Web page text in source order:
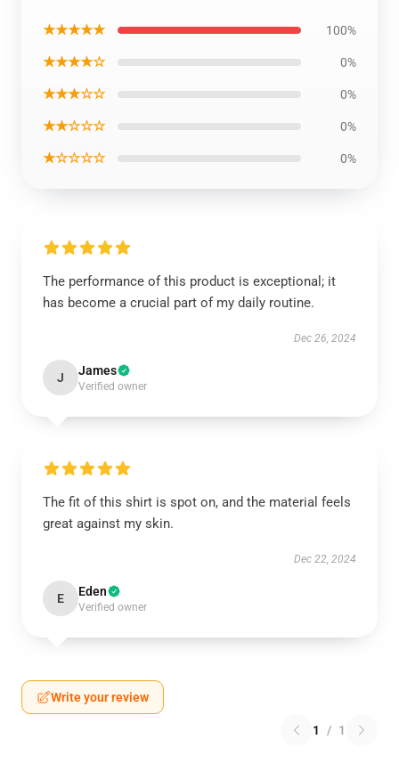
★★★★★ 100%
★★★★☆ 0%
★★★☆☆ 0%
★★☆☆☆ 0%
★☆☆☆☆ 0%
The performance of this product is exceptional; it
has become a crucial part of my daily routine.
Dec 26, 2024
J James
Verified owner
The fit of this shirt is spot on, and the material feels
great against my skin.
Dec 22, 2024
E Eden
Verified owner
Write your review
1 / 1